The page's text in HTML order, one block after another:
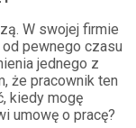
W swojej firmie
pewnego czasu
jednego z
że pracownik ten
kiedy mogę
umowę o pracę?